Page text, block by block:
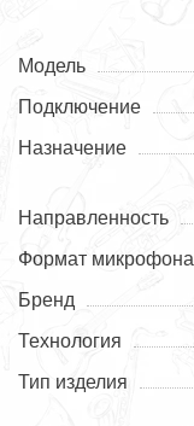
Модель
Подключение
Назначение
Направленность
Формат микрофона
Бренд
Технология
Тип изделия